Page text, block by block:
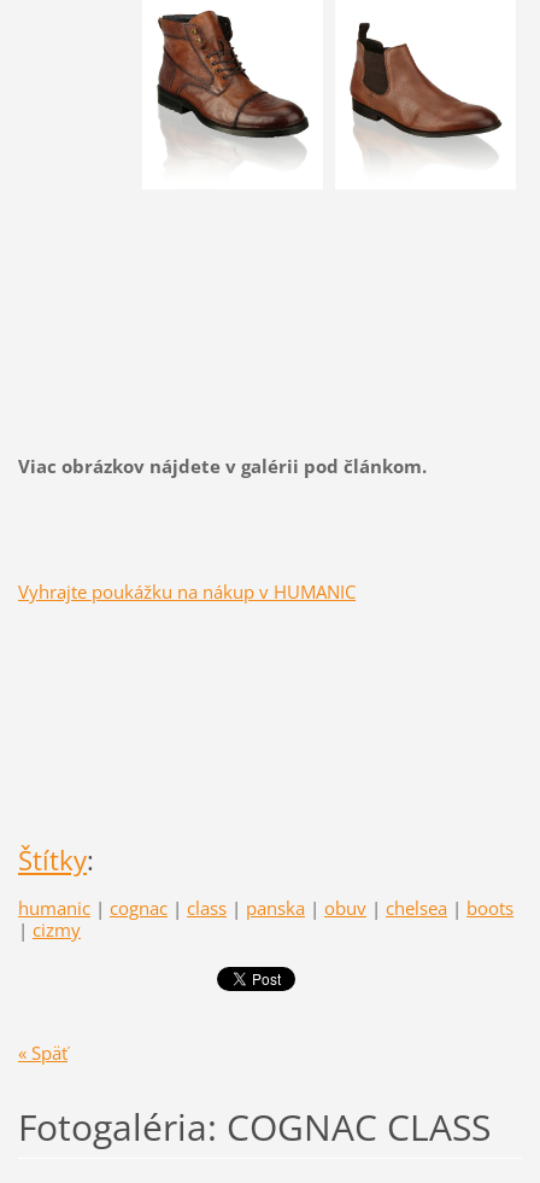
Viac obrázkov nájdete v galérii pod článkom.
Vyhrajte poukážku na nákup v HUMANIC
Štítky:
humanic | cognac | class | panska | obuv | chelsea | boots
| cizmy
« Späť
Fotogaléria: COGNAC CLASS